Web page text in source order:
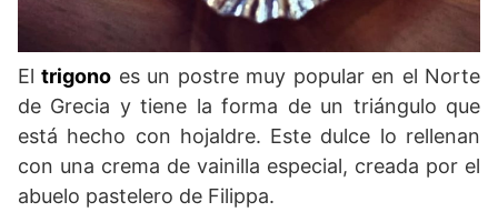
Eltrigono es un postre muy popular en el Norte
de Grecia y tiene la forma de un triángulo que
está hecho con hojaldre. Este dulce lo rellenan
con una crema de vainilla especial, creada por el
abuelo pastelero de Filippa.